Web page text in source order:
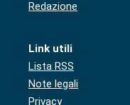
Redazione
Link utili
Lista RSS
Note legali
Privacy